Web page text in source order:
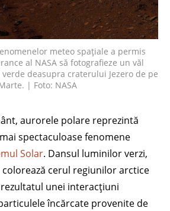
meteo spațiale a permis
al NASA să fotografieze un văl
deasupra craterului Jezero de pe
| Foto: NASA
aurorele polare reprezintă
spectaculoase fenomene
Solar. Dansul luminilor verzi,
cerul regiunilor arctice
unei interacțiuni
încărcate provenite de